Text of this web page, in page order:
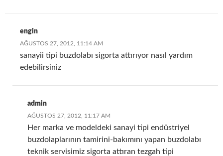
engin
AĞUSTOS 27, 2012, 11:14 AM
sanayii tipi buzdolabı sigorta attırıyor nasıl yardım
edebilirsiniz
admin
AĞUSTOS 27, 2012, 11:17 AM
Her marka ve modeldeki sanayi tipi endüstriyel
buzdolaplarının tamirini-bakımını yapan buzdolabı
teknik servisimiz sigorta attıran tezgah tipi